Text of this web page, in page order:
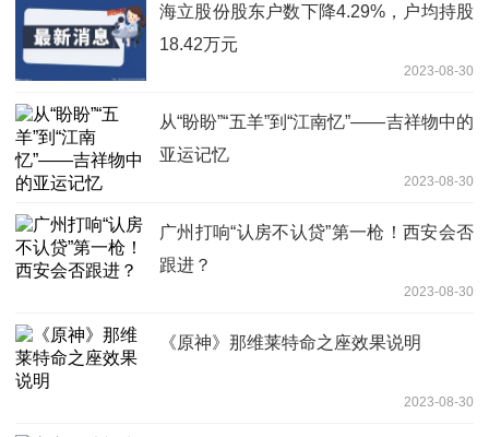
海立股份股东户数下降4.29%，户均持股
18.42万元
2023-08-30
从“盼盼”“五羊”到“江南忆”——吉祥物中的
亚运记忆
2023-08-30
广州打响“认房不认贷”第一枪！西安会否
跟进？
2023-08-30
《原神》那维莱特命之座效果说明
2023-08-30